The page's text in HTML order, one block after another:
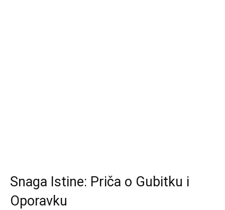
Snaga Istine: Priča o Gubitku i
Oporavku